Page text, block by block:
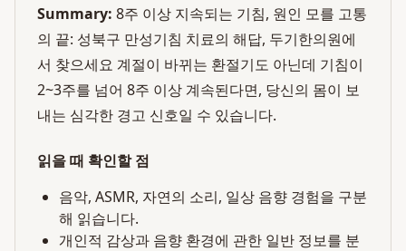
Summary: 8주 이상 지속되는 기침, 원인 모를 고통
의 끝: 성북구 만성기침 치료의 해답, 두기한의원에
서 찾으세요 계절이 바뀌는 환절기도 아닌데 기침이
2~3주를 넘어 8주 이상 계속된다면, 당신의 몸이 보
내는 심각한 경고 신호일 수 있습니다.
읽을 때 확인할 점
음악, ASMR, 자연의 소리, 일상 음향 경험을 구분
해 읽습니다.
개인적 감상과 음향 환경에 관한 일반 정보를 분